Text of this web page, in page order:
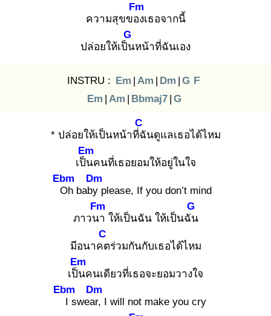
ความสุขของ
Fm
เธอจากนี้
ปล่อยให้เป็น
G
หน้าที่ฉันเอง
INSTRU : Em | Am | Dm | G F
Em | Am | Bbmaj7 | G
* ปล่อยให้เป็นหน้าที่ฉั
C
นดูแลเธอได้ไหม
เป็น
Em
คนที่เธอยอมให้อยู่ในใจ
O
Ebm
h baby
Dm
please, If you don’t mind
ภาวนา
Fm
ให้เป็นฉัน ให้เป็นฉัน
G
มีอนาคต
C
ร่วมกันกับเธอได้ไหม
เป็น
Em
คนเดียวที่เธอจะยอมวางใจ
I
Ebm
swear,
Dm
I will not make you cry